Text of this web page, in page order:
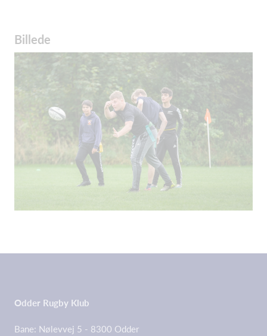
Billede
Odder Rugby Klub
Bane: Nølevvej 5 - 8300 Odder